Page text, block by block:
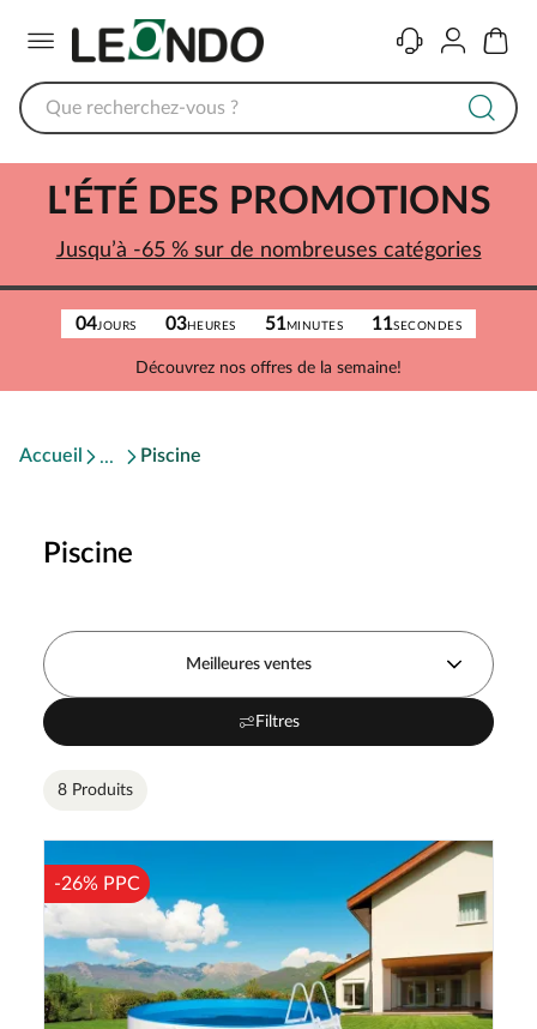
ContactComptePanier
04JOURS 03HEURES 51MINUTES 11SECONDES
Découvrez nos offres de la semaine!
L'ÉTÉ DES PROMOTIONS
Jusqu’à -65 % sur de nombreuses catégories
Accueil Piscine
Piscine
Meilleures ventes
Filtres
8 Produits
-26% PPC